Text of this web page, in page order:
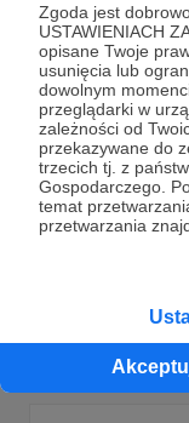
Zgoda jest
USTAWIENIACH
opisane Twoje
usunięcia lub
dowolnym
przeglądarki w
zależności od
przekazywane do
trzecich tj. z
Gospodarczego.
temat
przetwarzania
Wesprzyj
Promowani